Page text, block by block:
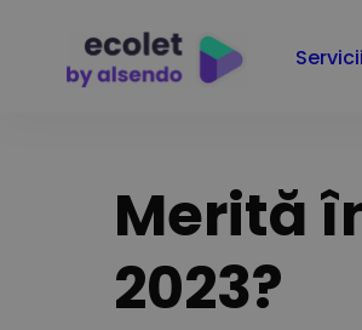
Servicii
Merită
2023?